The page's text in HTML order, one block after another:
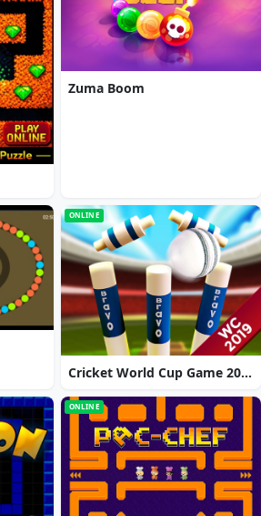
Zuma Boom
ONLINE
Cricket World Cup Game 2019 Mini Ground Cricke
ONLINE